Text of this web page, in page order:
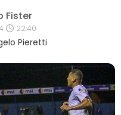
Fister
22:40
Pieretti